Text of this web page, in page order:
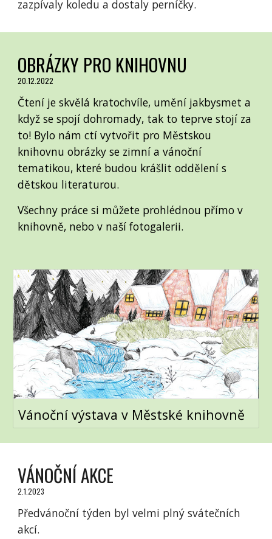
zazpívaly koledu a dostaly perníčky.
OBRÁZKY PRO KNIHOVNU
20.12.2022
Čtení je skvělá kratochvíle, umění jakbysmet a
když se spojí dohromady, tak to teprve stojí za
to! Bylo nám ctí vytvořit pro Městskou
knihovnu obrázky se zimní a vánoční
tematikou, které budou krášlit oddělení s
dětskou literaturou.
Všechny práce si můžete prohlédnou přímo v
knihovně, nebo v naší fotogalerii.
Vánoční výstava v Městské knihovně
VÁNOČNÍ AKCE
2.1.2023
Předvánoční týden byl velmi plný svátečních
akcí.